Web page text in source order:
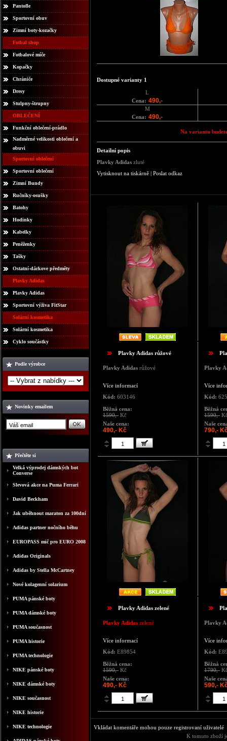
Pantofle
Sportovní obuv
Zimní boty-kozačky
Fotbal shop
Fotbalové míče
Kopačky
Chrániče
Dresy
Stulpny-štrupny
OBLEČENÍ
Funkční oblečení-prádlo
Nadměrné velikosti oblečení a
obuvi
Sportovní oblečení
Sportovní oblečení
Zimní Bundy
Ručníky-osušky
Batohy
Hodinky
Kabelky
Peněženky
Tašky
Ostatní-dárkove předměty
Plavky Adidas
Plavky Adidas
Sportovní výživa FitStar
Solární kosmetika
Solární kosmetika
Cyklo součástky
Podle výrobce
Novinky emailem
Přečtěte si
Velká výprodej dámských bot
Converse
Slevová akce na Puma Ferrari
David Beckham
Jak uběhnout maraton za 100dní
Adidas partner nočního běhu
EUROPASS mič pro EURO 2008
Adidas Originals
Adidas by Stella McCartney
Nové kolagenní solarium
PUMA pánské boty
PUMA dámské boty
PUMA současnost
PUMA historie
PUMA technologie
NIKE pánské boty
NIKE dámské boty
NIKE současnost
NIKE historie
NIKE technologie
Dostupné varianty 1
L
Cena: 490,-
M
Cena: 490,-
Na variantu
Detailní popis
Plavky Adidas zluté
Vytisknout na tiskárně | Poslat odkaz
Plavky Adidas růžové
Plavky Adidas růžové
Více informací
Kód: 603146
Běžná cena:
1590,- Kč
Naše cena:
490,- Kč
Plavky
Více
Kód:
Běžná
1590,-
Naše
790,-
Plavky Adidas zelené
Plavky Adidas zelené
Více informací
Kód: E89854
Běžná cena:
1590,- Kč
Naše cena:
490,- Kč
Plavky
Více
Kód:
Běžná
1790,-
Naše
590,-
Vkládat komentáře mohou pouze registrovaní uživatelé
K tomuto zboží